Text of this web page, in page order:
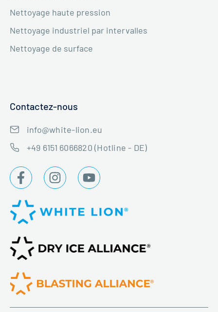
Nettoyage haute pression
Nettoyage industriel par intervalles
Nettoyage de surface
Contactez-nous
info@white-lion.eu
+49 6151 6066820 (Hotline - DE)